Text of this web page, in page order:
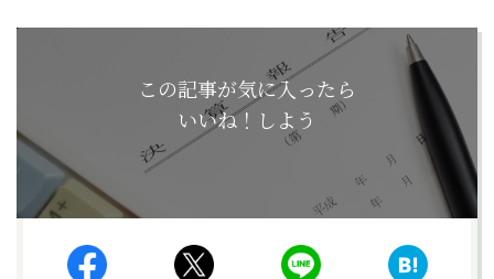
この記事が気に入ったら
いいね！しよう